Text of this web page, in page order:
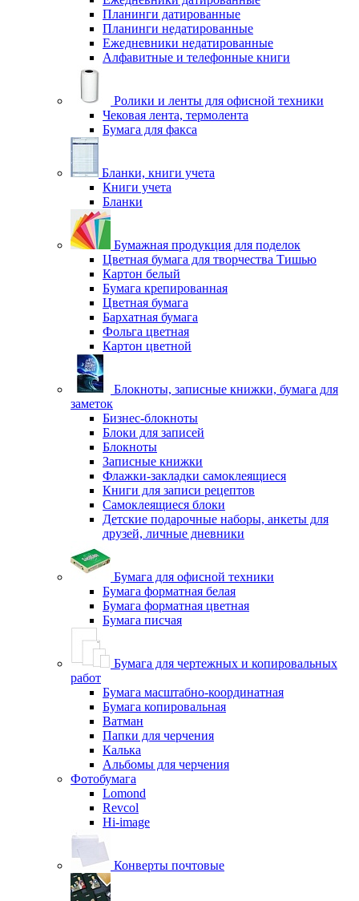
Планинги датированные
Планинги недатированные
Ежедневники недатированные
Алфавитные и телефонные книги
Ролики и ленты для офисной техники
Чековая лента, термолента
Бумага для факса
Бланки, книги учета
Книги учета
Бланки
Бумажная продукция для поделок
Цветная бумага для творчества Тишью
Картон белый
Бумага крепированная
Цветная бумага
Бархатная бумага
Фольга цветная
Картон цветной
Блокноты, записные книжки, бумага для
заметок
Бизнес-блокноты
Блоки для записей
Блокноты
Записные книжки
Флажки-закладки самоклеящиеся
Книги для записи рецептов
Самоклеящиеся блоки
Детские подарочные наборы, анкеты для
друзей, личные дневники
Бумага для офисной техники
Бумага форматная белая
Бумага форматная цветная
Бумага писчая
Бумага для чертежных и копировальных
работ
Бумага масштабно-координатная
Бумага копировальная
Ватман
Папки для черчения
Калька
Альбомы для черчения
Фотобумага
Lomond
Revcol
Hi-image
Конверты почтовые